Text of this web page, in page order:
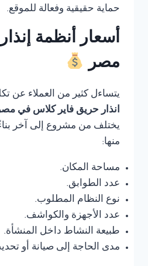
حماية حقيقية وفعالة للموقع.
أسعار أنظمة
مصر
يتساءل كثير من العملاء عن
انذار حريق فاير كلاس في
يختلف من مشروع إلى آخر
منها:
مساحة المكان.
عدد الطوابق.
نوع النظام المطلوب.
عدد الأجهزة والكواشف.
طبيعة النشاط داخل المنشأة.
مدى الحاجة إلى صيانة أو